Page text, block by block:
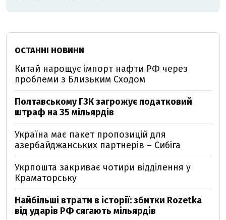
ОСТАННІ НОВИНИ
Китай нарощує імпорт нафти РФ через
проблеми з Близьким Сходом
Полтавському ГЗК загрожує податковий
штраф на 35 мільярдів
Україна має пакет пропозицій для
азербайджанських партнерів – Сибіга
Укрпошта закриває чотири відділення у
Краматорську
Найбільші втрати в історії: збитки Rozetka
від ударів РФ сягають мільярдів